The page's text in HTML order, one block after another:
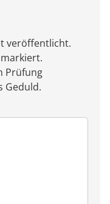
veröffentlicht.
Prüfung
Geduld.